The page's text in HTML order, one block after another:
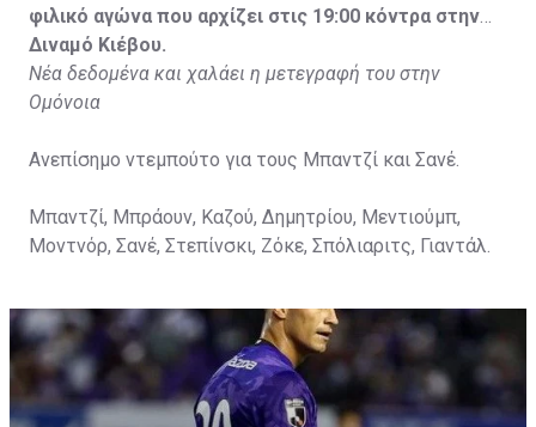
φιλικό αγώνα που αρχίζει στις 19:00 κόντρα στην
Διναμό Κιέβου.
Νέα δεδομένα και χαλάει η μετεγραφή του στην
Ομόνοια
Ανεπίσημο ντεμπούτο για τους Μπαντζί και Σανέ.
Μπαντζί, Μπράουν, Καζού, Δημητρίου, Μεντιούμπ,
Μοντνόρ, Σανέ, Στεπίνσκι, Ζόκε, Σπόλιαριτς, Γιαντάλ.